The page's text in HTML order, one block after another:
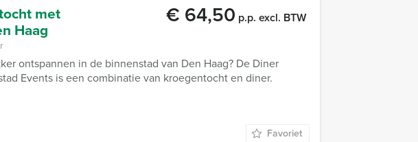
met
Haag
€ 64,50 p.p. excl. BTW
ontspannen in de binnenstad van Den Haag? De Diner
Events is een combinatie van kroegentocht en diner.
Favoriet